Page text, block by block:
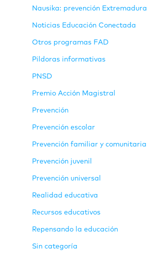
Nausika: prevención Extremadura
Noticias Educación Conectada
Otros programas FAD
Pildoras informativas
PNSD
Premio Acción Magistral
Prevención
Prevención escolar
Prevención familiar y comunitaria
Prevención juvenil
Prevención universal
Realidad educativa
Recursos educativos
Repensando la educación
Sin categoría